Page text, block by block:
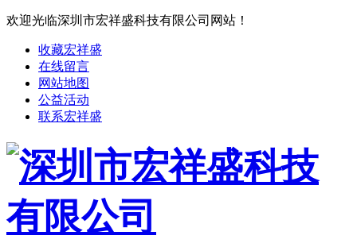
欢迎光临深圳市宏祥盛科技有限公司网站！
收藏宏祥盛
在线留言
网站地图
公益活动
联系宏祥盛